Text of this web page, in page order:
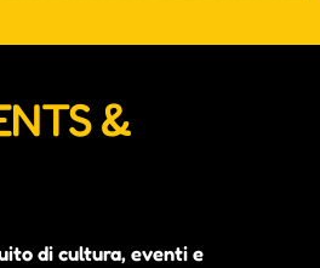
&
di cultura, eventi e